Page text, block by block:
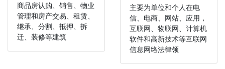
商品房认购、销售、物业
管理和房产交易、租赁、
继承、分割、抵押、拆
迁、装修等建筑
主要为单位和个人在电
信、电商、网站、应用，
互联网、物联网、计算机
软件和高新技术等互联网
信息网络法律领